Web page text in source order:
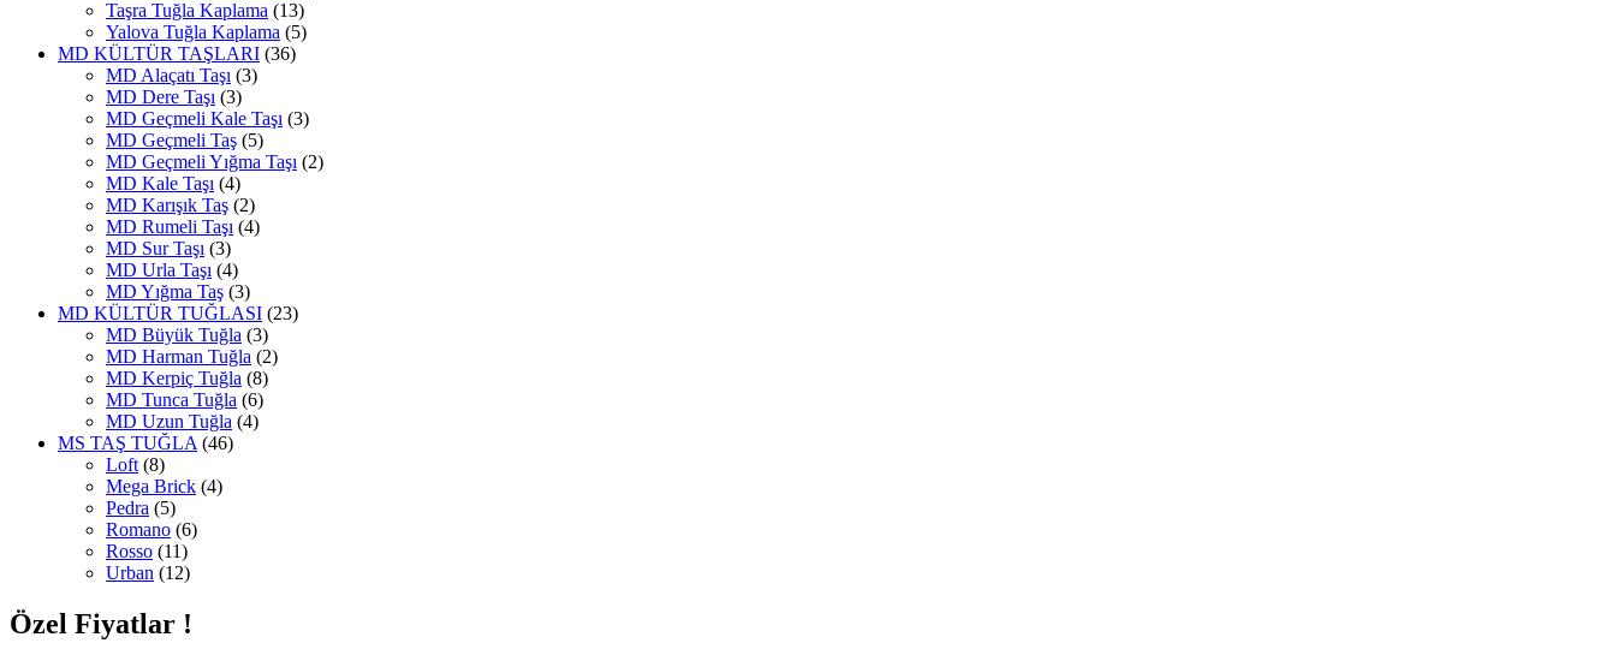
Taşra Tuğla Kaplama (13)
Yalova Tuğla Kaplama (5)
MD KÜLTÜR TAŞLARI (36)
MD Alaçatı Taşı (3)
MD Dere Taşı (3)
MD Geçmeli Kale Taşı (3)
MD Geçmeli Taş (5)
MD Geçmeli Yığma Taşı (2)
MD Kale Taşı (4)
MD Karışık Taş (2)
MD Rumeli Taşı (4)
MD Sur Taşı (3)
MD Urla Taşı (4)
MD Yığma Taş (3)
MD KÜLTÜR TUĞLASI (23)
MD Büyük Tuğla (3)
MD Harman Tuğla (2)
MD Kerpiç Tuğla (8)
MD Tunca Tuğla (6)
MD Uzun Tuğla (4)
MS TAŞ TUĞLA (46)
Loft (8)
Mega Brick (4)
Pedra (5)
Romano (6)
Rosso (11)
Urban (12)
Özel Fiyatlar !